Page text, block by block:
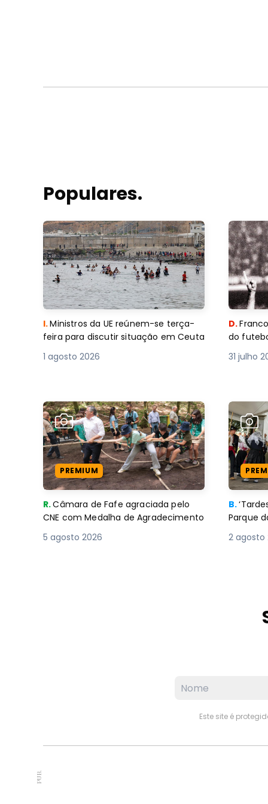
Populares.
I.Ministros da UE reúnem-se terça-
feira para discutir situação em Ceuta
1 agosto 2026
D.
do
31 julho
PREMIUM
R.Câmara de Fafe agraciada pelo
CNE com Medalha de Agradecimento
5 agosto 2026
B.
Parque
2 agosto
Este site é
PUB.